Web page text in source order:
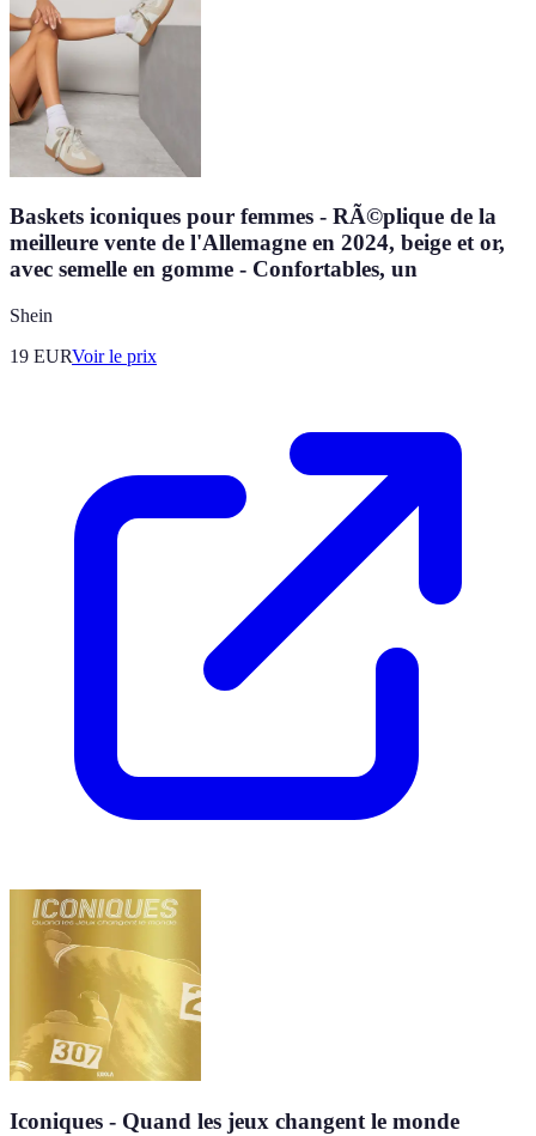
Baskets iconiques pour femmes - RÃ©plique de la
meilleure vente de l'Allemagne en 2024, beige et or,
avec semelle en gomme - Confortables, un
Shein
19 EURVoir le prix
Iconiques - Quand les jeux changent le monde